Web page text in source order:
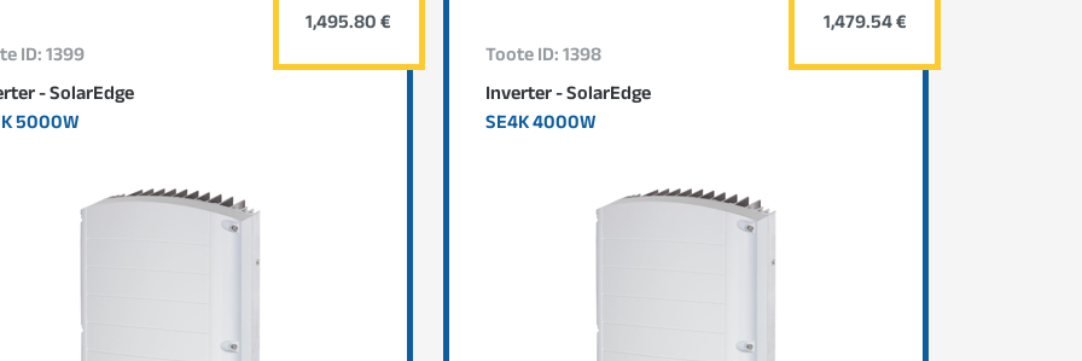
ID: 1399
- SolarEdge
5000W
1,495.80 €
Toote ID: 1398
Inverter - SolarEdge
SE4K 4000W
1,479.54 €